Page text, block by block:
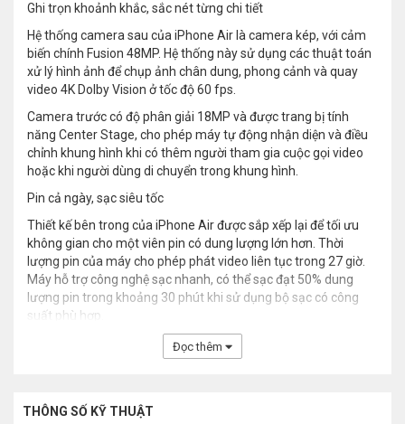
Ghi trọn khoảnh khắc, sắc nét từng chi tiết
Hệ thống camera sau của iPhone Air là camera kép, với cảm
biến chính Fusion 48MP. Hệ thống này sử dụng các thuật toán
xử lý hình ảnh để chụp ảnh chân dung, phong cảnh và quay
video 4K Dolby Vision ở tốc độ 60 fps.
Camera trước có độ phân giải 18MP và được trang bị tính
năng Center Stage, cho phép máy tự động nhận diện và điều
chỉnh khung hình khi có thêm người tham gia cuộc gọi video
hoặc khi người dùng di chuyển trong khung hình.
Pin cả ngày, sạc siêu tốc
Thiết kế bên trong của iPhone Air được sắp xếp lại để tối ưu
không gian cho một viên pin có dung lượng lớn hơn. Thời
lượng pin của máy cho phép phát video liên tục trong 27 giờ.
Máy hỗ trợ công nghệ sạc nhanh, có thể sạc đạt 50% dung
lượng pin trong khoảng 30 phút khi sử dụng bộ sạc có công
suất phù hợp.
Đọc thêm
THÔNG SỐ KỸ THUẬT